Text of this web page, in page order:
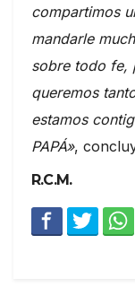
compartimos
mandarle
sobre todo fe,
queremos
estamos
PAPÁ»,
R.C.M.